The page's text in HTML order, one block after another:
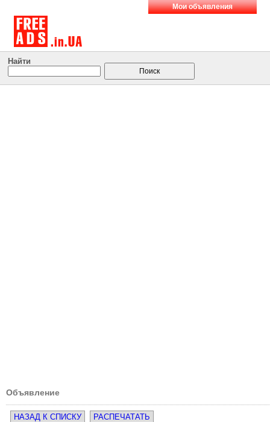
Мои объявления
Найти
Объявление
НАЗАД К СПИСКУ РАСПЕЧАТАТЬ